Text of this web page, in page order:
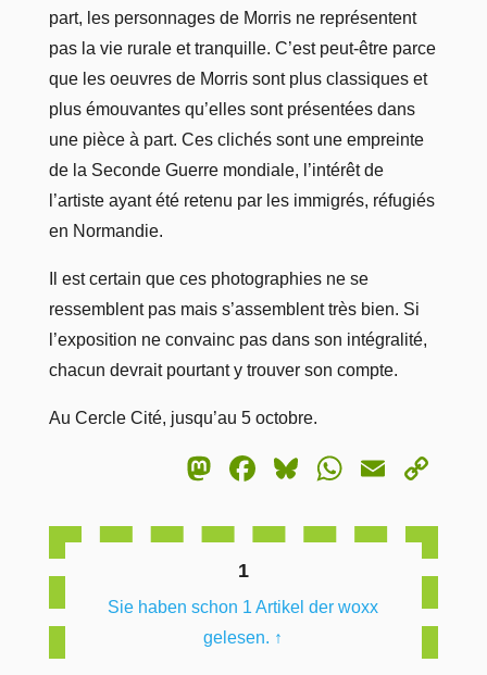
part, les personnages de Morris ne représentent
pas la vie rurale et tranquille. C’est peut-être parce
que les oeuvres de Morris sont plus classiques et
plus émouvantes qu’elles sont présentées dans
une pièce à part. Ces clichés sont une empreinte
de la Seconde Guerre mondiale, l’intérêt de
l’artiste ayant été retenu par les immigrés, réfugiés
en Normandie.
Il est certain que ces photographies ne se
ressemblent pas mais s’assemblent très bien. Si
l’exposition ne convainc pas dans son intégralité,
chacun devrait pourtant y trouver son compte.
Au Cercle Cité, jusqu’au 5 octobre.
Mastodon
Facebook
BlueskyEmail
1
Sie haben schon 1 Artikel der woxx
gelesen. ↑